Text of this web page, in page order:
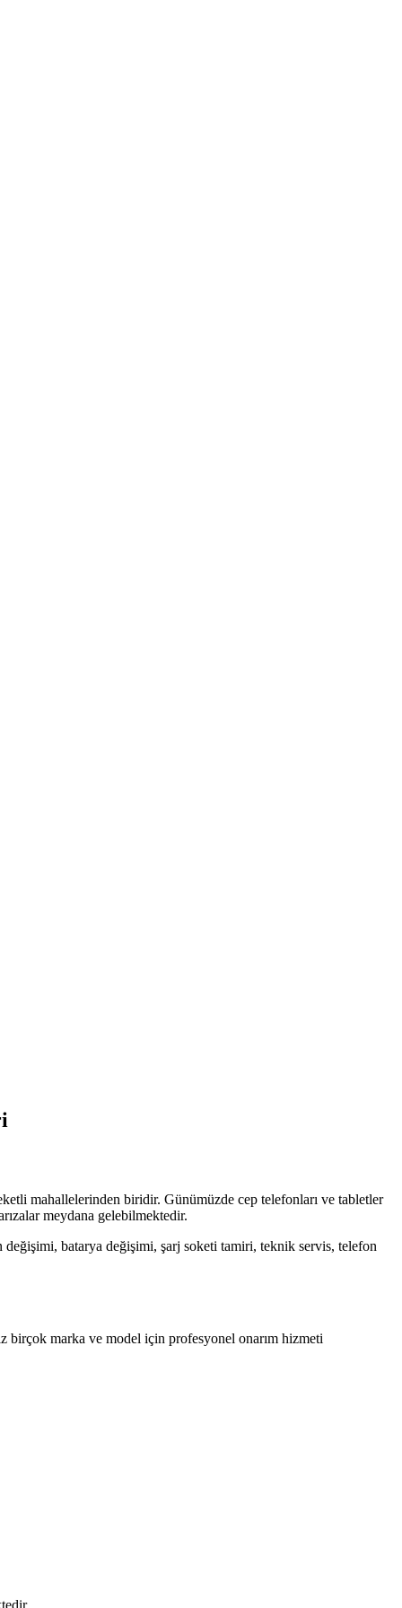
mahallelerinden biridir. Günümüzde cep telefonları ve tabletler
meydana gelebilmektedir.
batarya değişimi, şarj soketi tamiri, teknik servis, telefon
birçok marka ve model için profesyonel onarım hizmeti